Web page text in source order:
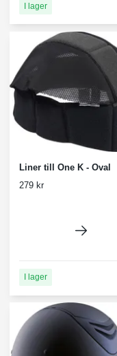
I lager
Liner till One K - Oval
279 kr
I lager